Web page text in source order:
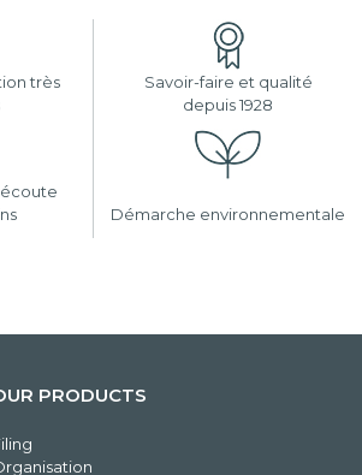
très
Savoir-faire et qualité
depuis 1928
Démarche environnementale
PRODUCTS